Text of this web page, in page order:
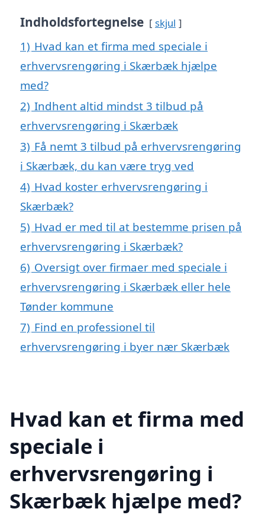
Indholdsfortegnelse skjul
1) Hvad kan et firma med speciale i
erhvervsrengøring i Skærbæk hjælpe
med?
2) Indhent altid mindst 3 tilbud på
erhvervsrengøring i Skærbæk
3) Få nemt 3 tilbud på erhvervsrengøring
i Skærbæk, du kan være tryg ved
4) Hvad koster erhvervsrengøring i
Skærbæk?
5) Hvad er med til at bestemme prisen på
erhvervsrengøring i Skærbæk?
6) Oversigt over firmaer med speciale i
erhvervsrengøring i Skærbæk eller hele
Tønder kommune
7) Find en professionel til
erhvervsrengøring i byer nær Skærbæk
Hvad kan et firma med
speciale i
erhvervsrengøring i
Skærbæk hjælpe med?